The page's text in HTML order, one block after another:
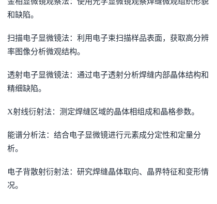
和缺陷。
扫描电子显微镜法：利用电子束扫描样品表面，获取高分辨
率图像分析微观结构。
透射电子显微镜法：通过电子透射分析焊缝内部晶体结构和
精细缺陷。
X射线衍射法：测定焊缝区域的晶体相组成和晶格参数。
能谱分析法：结合电子显微镜进行元素成分定性和定量分
析。
电子背散射衍射法：研究焊缝晶体取向、晶界特征和变形情
况。